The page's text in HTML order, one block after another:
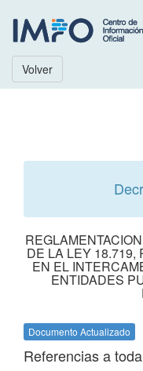
Volver
DE LA LEY 18.719,
EN EL
ENTIDADES
Documento Actualizado
Referencias a